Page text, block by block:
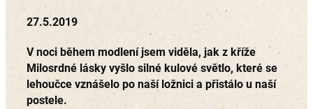
27.5.2019
V noci během modlení jsem viděla, jak z kříže
Milosrdné lásky vyšlo silné kulové světlo, které se
lehoučce vznášelo po naší ložnici a přistálo u naší
postele.